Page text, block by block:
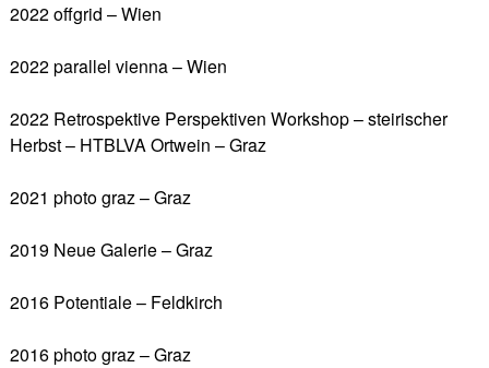
2022 offgrid – Wien
2022 parallel vienna – Wien
2022 Retrospektive Perspektiven Workshop – steirischer
Herbst – HTBLVA Ortwein – Graz
2021 photo graz – Graz
2019 Neue Galerie – Graz
2016 Potentiale – Feldkirch
2016 photo graz – Graz